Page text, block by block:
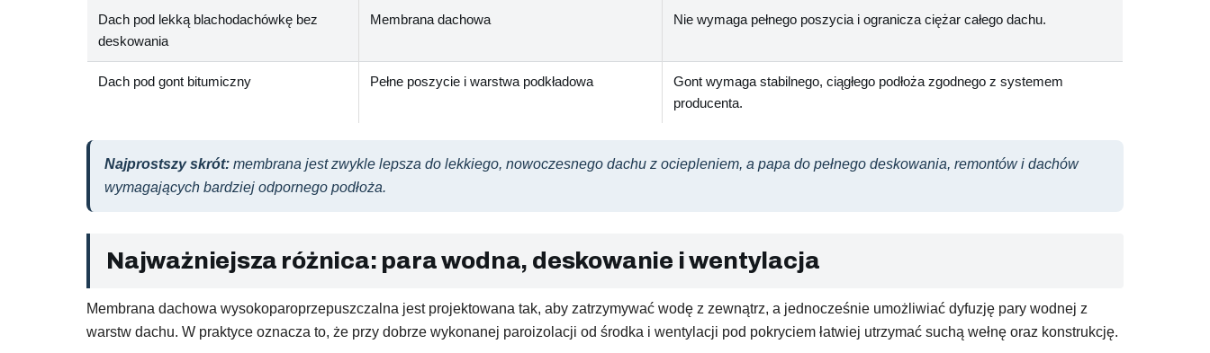
Dach pod lekką blachodachówkę bez
deskowania
Membrana dachowa Nie wymaga pełnego poszycia i ogranicza ciężar całego dachu.
Dach pod gont bitumiczny Pełne poszycie i warstwa podkładowa
Gont wymaga stabilnego, ciągłego podłoża zgodnego z systemem
producenta.
Najprostszy skrót: membrana jest zwykle lepsza do lekkiego, nowoczesnego dachu z ociepleniem, a papa do pełnego deskowania, remontów i dachów
wymagających bardziej odpornego podłoża.
Najważniejsza różnica: para wodna, deskowanie i wentylacja
Membrana dachowa wysokoparoprzepuszczalna jest projektowana tak, aby zatrzymywać wodę z zewnątrz, a jednocześnie umożliwiać dyfuzję pary wodnej z
warstw dachu. W praktyce oznacza to, że przy dobrze wykonanej paroizolacji od środka i wentylacji pod pokryciem łatwiej utrzymać suchą wełnę oraz konstrukcję.